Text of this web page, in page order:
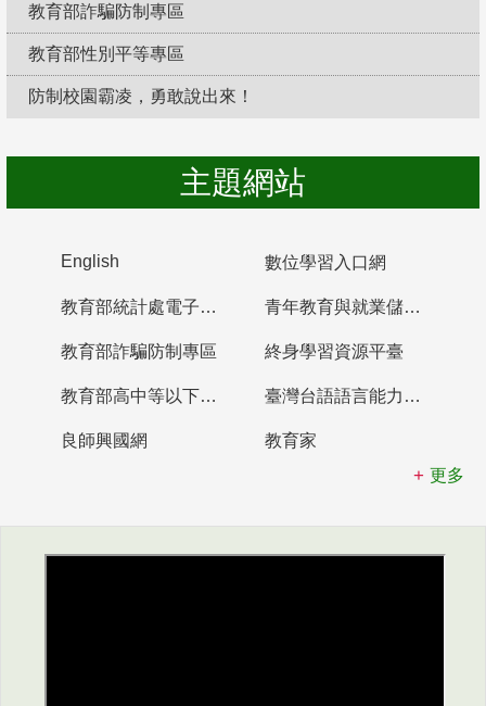
教育部詐騙防制專區
教育部性別平等專區
防制校園霸凌，勇敢說出來！
主題網站
English 數位學習入口網
教育部統計處電子書櫃 青年教育與就業儲蓄帳戶
教育部詐騙防制專區 終身學習資源平臺
教育部高中等以下學校及幼兒園教師資格檢定考試 臺灣台語語言能力認證網站
良師興國網
教育家
更多